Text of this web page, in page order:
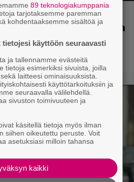
3 tähden scifileffa
mutta ei myöskään
– jatkoa on
89 teknologiakumppania
tarjotaksemme paremman
kohdentaaksemme sisältöä ja
käyttöön seuraavasti
ja tallennamme evästeitä
tietoja esimerkiksi sivuista, joilla
laitteesi ominaisuuksista.
käyttötarkoituksiin ja
seuraavalla välilehdellä.
sivuston toimivuuteen ja
käsitellä tietoja myös ilman
siihen oikeutettu peruste. Voit
asetuksiasi milloin tahansa
kaikki